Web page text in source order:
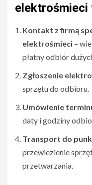
elektrośmieci
Kontakt z firmą
elektrośmieci –
płatny odbiór
Zgłoszenie
sprzętu do odbioru.
Umówienie
daty i godziny
Transport do
przewiezienie
przetwarzania.